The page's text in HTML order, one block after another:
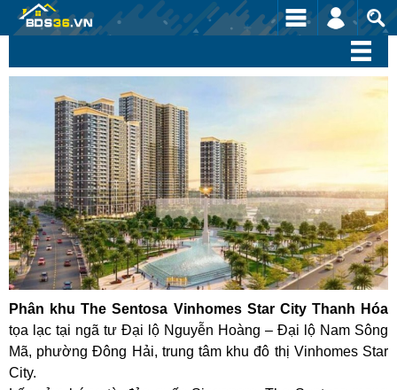
Phân khu The Sentosa Vinhomes Star City Thanh Hóa
tọa lạc tại ngã tư Đại lộ Nguyễn Hoàng – Đại lộ Nam Sông
Mã, phường Đông Hải, trung tâm khu đô thị Vinhomes Star
City.